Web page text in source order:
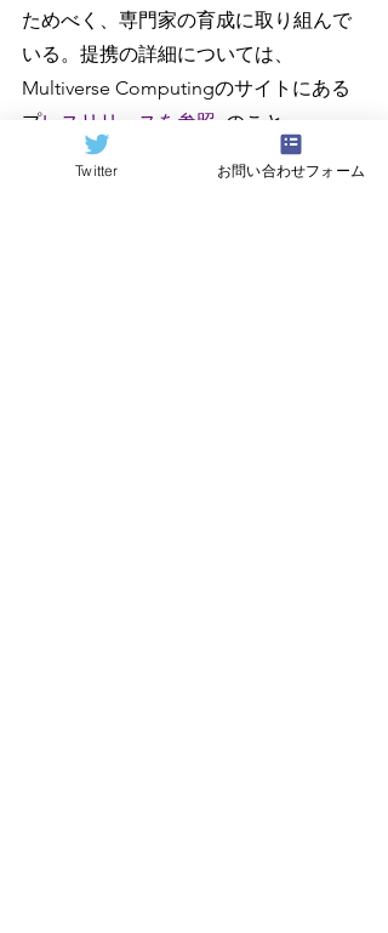
ためべく、専門家の育成に取り組んで
いる。提携の詳細については、
Multiverse Computingのサイトにある
プレスリリースを参照 のこと。
Twitter お問い合わせフォーム